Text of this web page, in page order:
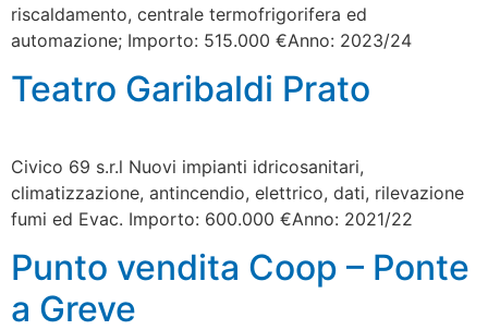
riscaldamento, centrale termofrigorifera ed
automazione; Importo: 515.000 €Anno: 2023/24
Teatro Garibaldi Prato
Civico 69 s.r.l Nuovi impianti idricosanitari,
climatizzazione, antincendio, elettrico, dati, rilevazione
fumi ed Evac. Importo: 600.000 €Anno: 2021/22
Punto vendita Coop – Ponte
a Greve